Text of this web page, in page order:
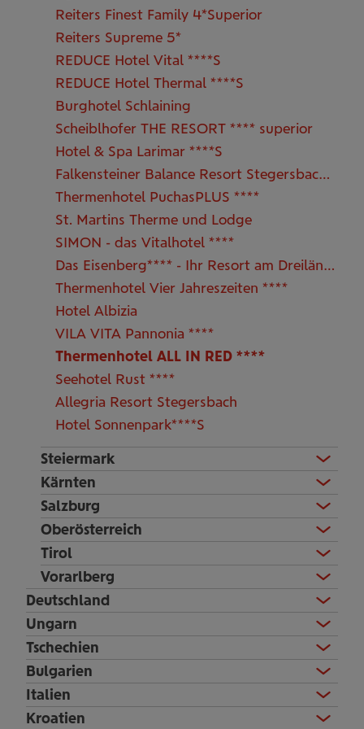
Reiters Finest Family 4*Superior
Reiters Supreme 5*
REDUCE Hotel Vital ****S
REDUCE Hotel Thermal ****S
Burghotel Schlaining
Scheiblhofer THE RESORT **** superior
Hotel & Spa Larimar ****S
Falkensteiner Balance Resort Stegersbach *****
Thermenhotel PuchasPLUS ****
St. Martins Therme und Lodge
SIMON - das Vitalhotel ****
Das Eisenberg**** - Ihr Resort am Dreiländereck
Thermenhotel Vier Jahreszeiten ****
Hotel Albizia
VILA VITA Pannonia ****
Thermenhotel ALL IN RED ****
Seehotel Rust ****
Allegria Resort Stegersbach
Hotel Sonnenpark****S
Steiermark
Kärnten
Salzburg
Oberösterreich
Tirol
Vorarlberg
Deutschland
Ungarn
Tschechien
Bulgarien
Italien
Kroatien